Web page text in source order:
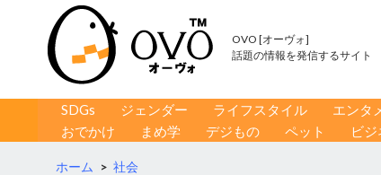
OVO [オーヴォ]
話題の情報を発信するサイト
コンテンツへ移動
SDGs ジェンダー ライフスタイル エンタ
おでかけ
まめ学 デジもの ペット ビジ
ホーム > 社会